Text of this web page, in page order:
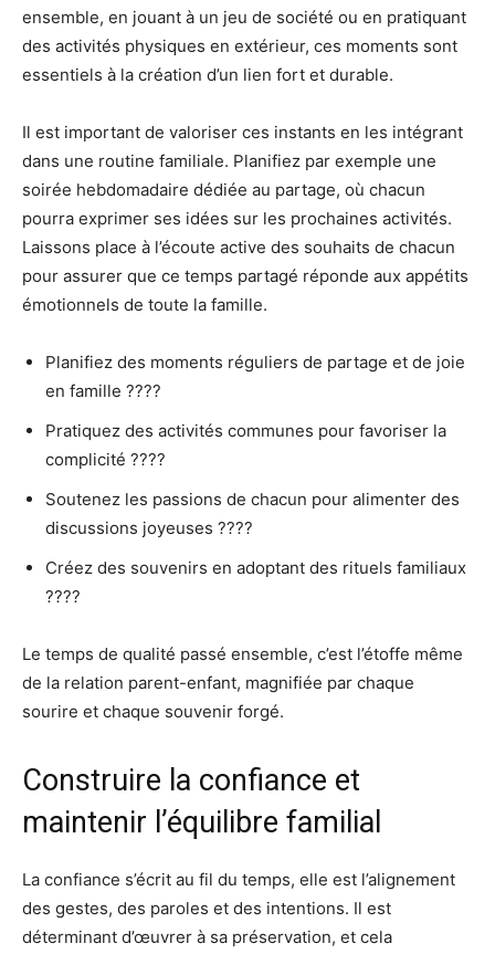
ensemble, en jouant à un jeu de société ou en pratiquant
des activités physiques en extérieur, ces moments sont
essentiels à la création d’un lien fort et durable.
Il est important de valoriser ces instants en les intégrant
dans une routine familiale. Planifiez par exemple une
soirée hebdomadaire dédiée au partage, où chacun
pourra exprimer ses idées sur les prochaines activités.
Laissons place à l’écoute active des souhaits de chacun
pour assurer que ce temps partagé réponde aux appétits
émotionnels de toute la famille.
Planifiez des moments réguliers de partage et de joie
en famille ????
Pratiquez des activités communes pour favoriser la
complicité ????
Soutenez les passions de chacun pour alimenter des
discussions joyeuses ????
Créez des souvenirs en adoptant des rituels familiaux
????
Le temps de qualité passé ensemble, c’est l’étoffe même
de la relation parent-enfant, magnifiée par chaque
sourire et chaque souvenir forgé.
Construire la confiance et
maintenir l’équilibre familial
La confiance s’écrit au fil du temps, elle est l’alignement
des gestes, des paroles et des intentions. Il est
déterminant d’œuvrer à sa préservation, et cela